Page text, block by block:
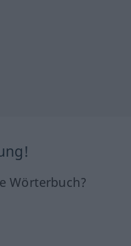
Wörterbuch?